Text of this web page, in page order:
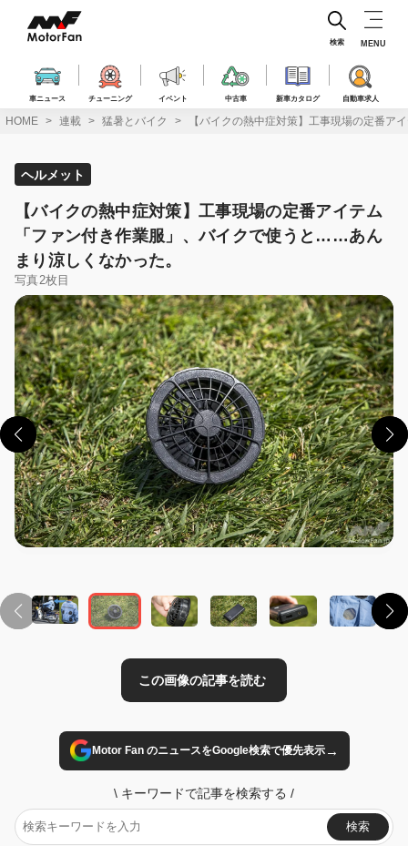
ス
車ニュース チューニング イベント 中古車 新車カタログ 自動車求人
検索 MENU
HOME 連載 猛暑とバイク 【バイクの熱中症対策】工事現場の定番
ヘルメット
【バイクの熱中症対策】工事現場の定番アイテム
「ファン付き作業服」、バイクで使うと……あん
まり涼しくなかった。
写真2枚目
Motor Fan のニュースをGoogle検索で優先表示→
\ キーワードで記事を検索する /
検索